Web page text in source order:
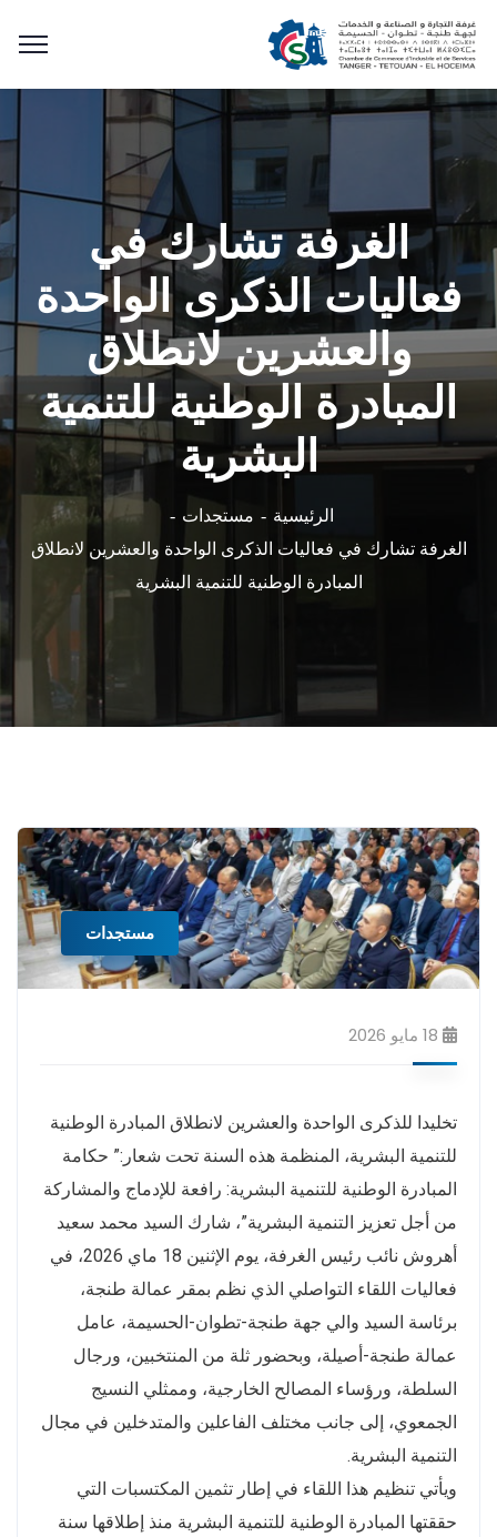
الغرفة تشارك في
فعاليات الذكرى الواحدة
والعشرين لانطلاق
المبادرة الوطنية للتنمية
البشرية
الرئيسية مستجدات
الغرفة تشارك في فعاليات الذكرى الواحدة والعشرين لانطلاق
المبادرة الوطنية للتنمية البشرية
مستجدات
18 مايو 2026
تخليدا للذكرى الواحدة والعشرين لانطلاق المبادرة الوطنية
للتنمية البشرية، المنظمة هذه السنة تحت شعار:” حكامة
المبادرة الوطنية للتنمية البشرية: رافعة للإدماج والمشاركة
من أجل تعزيز التنمية البشرية”، شارك السيد محمد سعيد
أهروش نائب رئيس الغرفة، يوم الإثنين 18 ماي 2026، في
فعاليات اللقاء التواصلي الذي نظم بمقر عمالة طنجة،
برئاسة السيد والي جهة طنجة-تطوان-الحسيمة، عامل
عمالة طنجة-أصيلة، وبحضور ثلة من المنتخبين، ورجال
السلطة، ورؤساء المصالح الخارجية، وممثلي النسيج
الجمعوي، إلى جانب مختلف الفاعلين والمتدخلين في مجال
التنمية البشرية.
ويأتي تنظيم هذا اللقاء في إطار تثمين المكتسبات التي
حققتها المبادرة الوطنية للتنمية البشرية منذ إطلاقها سنة